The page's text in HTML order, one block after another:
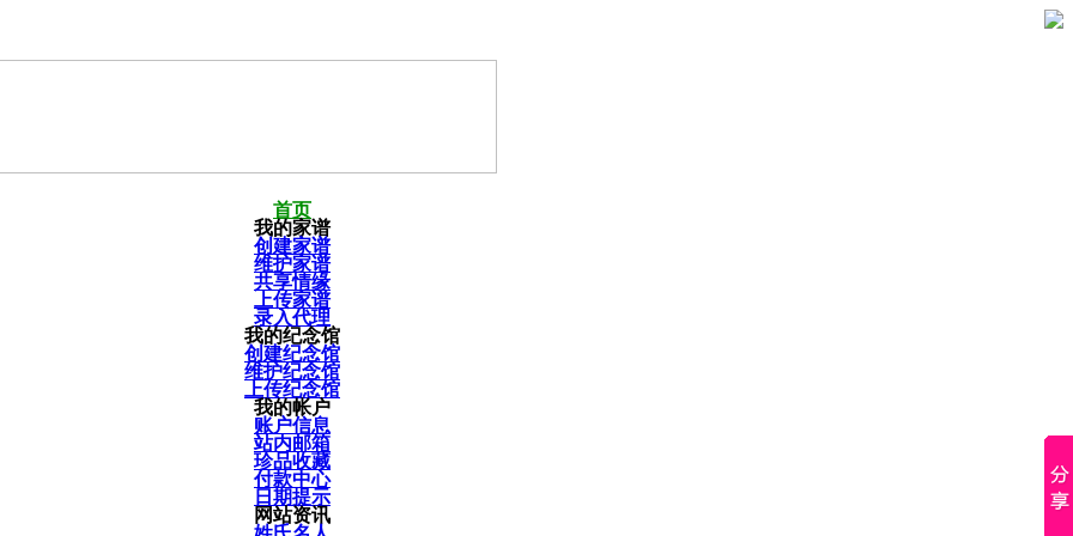
首页
我的家谱
创建家谱
维护家谱
共享情缘
上传家谱
录入代理
我的纪念馆
创建纪念馆
维护纪念馆
上传纪念馆
我的帐户
账户信息
站内邮箱
珍品收藏
付款中心
日期提示
网站资讯